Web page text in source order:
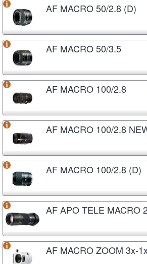
AF MACRO 50/2.8 (D)
AF MACRO 50/3.5
AF MACRO 100/2.8
AF MACRO 100/2.8
AF MACRO 100/2.8 (D)
AF APO TELE MACRO
AF MACRO ZOOM 3x-